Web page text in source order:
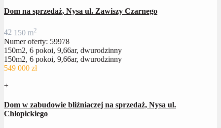
Dom na sprzedaż, Nysa ul. Zawiszy Czarnego
42 150 m2
Numer oferty: 59978
150m2, 6 pokoi, 9,66ar, dwurodzinny
150m2, 6 pokoi, 9,66ar, dwurodzinny
549 000 zł
+
Dom w zabudowie bliźniaczej na sprzedaż, Nysa ul.
Chłopickiego